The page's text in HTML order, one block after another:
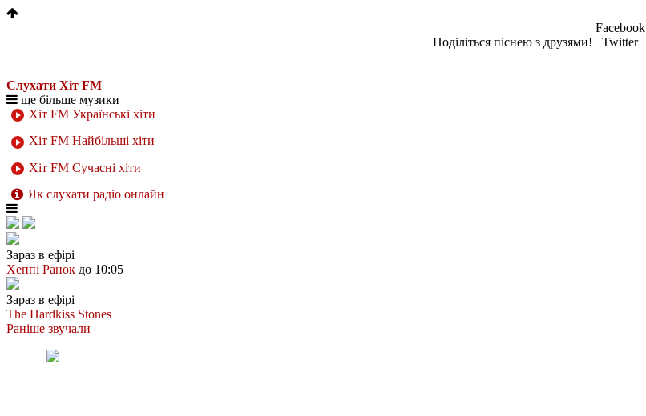
Поділіться піснею з друзями!
Facebook
Twitter
Слухати Хіт FM
ще більше музики
Хіт FM Українські хіти
Хіт FM Найбільші хіти
Хіт FM Сучасні хіти
Як слухати радіо онлайн
Зараз в ефірі
Хеппі Ранок до 10:05
Зараз в ефірі
The Hardkiss Stones
Раніше звучали